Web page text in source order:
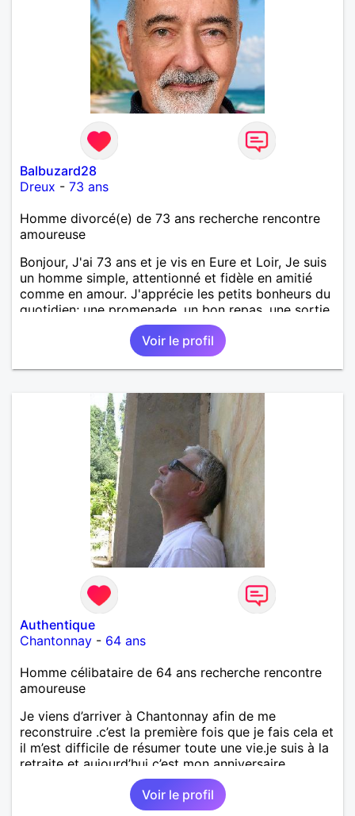
Balbuzard28
Dreux - 73 ans
Homme divorcé(e) de 73 ans recherche rencontre
amoureuse
Bonjour, J'ai 73 ans et je vis en Eure et Loir, Je suis
un homme simple, attentionné et fidèle en amitié
comme en amour. J'apprécie les petits bonheurs du
quotidien; une promenade, un bon repas, une sortie,
une discision agréable ou un moment de détente à
deux. Je souhaite rencontrer une femme douce,
honnête et bienveillante, avec qui partager des
moments de complicité, de rire et de confiance. Je
une belle amitié et qu'il n'est jamais trop tard pour
écrire une nouvelle histoire. Si vous aimez les
échanges sincères, les valeurs de respect et de
simplicité, nous pourrions faire connaissance autour
d'un café suivi d'une balade, sans précipitation et
laisser le temps faire le reste. Au plaisir de vous lire.
Voir le profil
Authentique
Chantonnay - 64 ans
Homme célibataire de 64 ans recherche rencontre
amoureuse
Je viens d’arriver à Chantonnay afin de me
reconstruire .c’est la première fois que je fais cela et
il m’est difficile de résumer toute une vie.je suis à la
retraite et aujourd’hui c’est mon anniversaire
!J’aimerais rencontrer quelqu’un qui partage les
mêmes valeurs qui font de quelqu’un un être humain
Voir le profil